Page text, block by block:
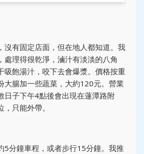
沒有固定店面，但在地人都知道。我
處理得很乾淨，滷汁有淡淡的八角
吸飽湯汁，咬下去會爆漿。價格按重
大腸加一些蔬菜，大約120元。營業
日子下午4點後會出現在蓮潭路附
只能外帶。
5分鐘車程，或者步行15分鐘。我推